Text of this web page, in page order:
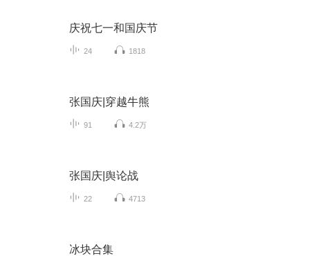
庆祝七一和国庆节
24 1818
张国庆|穿越牛熊
91 4.2万
张国庆|舆论战
22 4713
冰块合集